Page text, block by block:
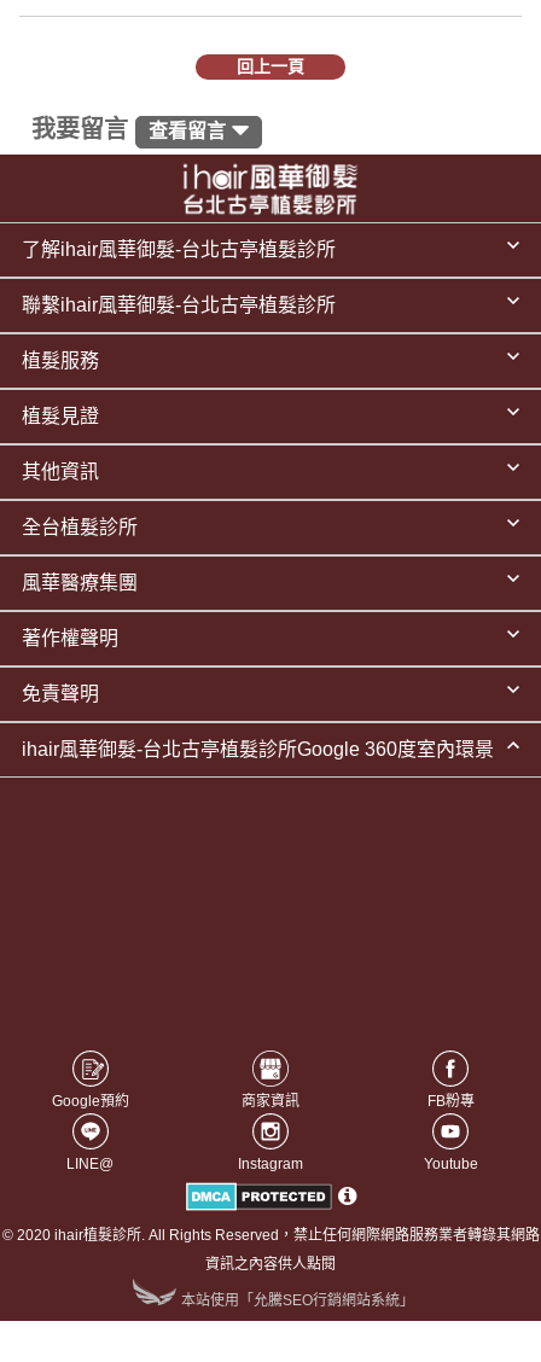
回上一頁
我要留言 查看留言
了解ihair風華御髮-台北古亭植髮診所
聯繫ihair風華御髮-台北古亭植髮診所
植髮服務
植髮見證
其他資訊
全台植髮診所
風華醫療集團
著作權聲明
免責聲明
ihair風華御髮-台北古亭植髮診所Google 360度室內環景
Google預約 商家資訊 FB粉專
LINE@ Instagram Youtube
© 2020 ihair植髮診所. All Rights Reserved，禁止任何網際網路服務業者轉錄其網路
資訊之內容供人點閱
本站使用「允騰SEO行銷網站系統」